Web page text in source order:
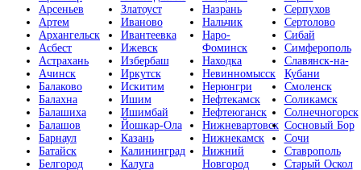
Арсеньев
Артем
Архангельск
Асбест
Астрахань
Ачинск
Балаково
Балахна
Балашиха
Балашов
Барнаул
Батайск
Белгород
Златоуст
Иваново
Ивантеевка
Ижевск
Избербаш
Иркутск
Искитим
Ишим
Ишимбай
Йошкар-Ола
Казань
Калининград
Калуга
Назрань
Нальчик
Наро-
Фоминск
Находка
Невинномысск
Нерюнгри
Нефтекамск
Нефтеюганск
Нижневартовск
Нижнекамск
Нижний
Новгород
Серпухов
Сертолово
Сибай
Симферополь
Славянск-на-
Кубани
Смоленск
Соликамск
Солнечногорск
Сосновый Бор
Сочи
Ставрополь
Старый Оскол